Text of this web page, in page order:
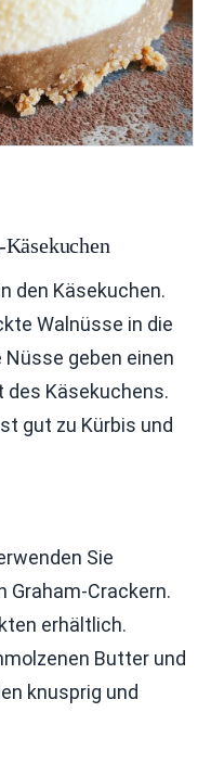
den Käsekuchen.
Walnüsse in die
Nüsse geben einen
Käsekuchens.
gut zu Kürbis und
Sie
Graham-Crackern.
erhältlich.
Butter und
knusprig und